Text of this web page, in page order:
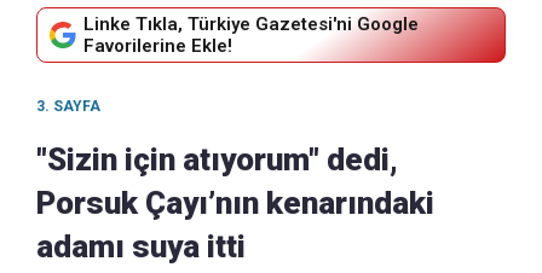
Linke Tıkla, Türkiye Gazetesi'ni Google
Favorilerine Ekle!
3. SAYFA
"Sizin için atıyorum" dedi,
Porsuk Çayı’nın kenarındaki
adamı suya itti